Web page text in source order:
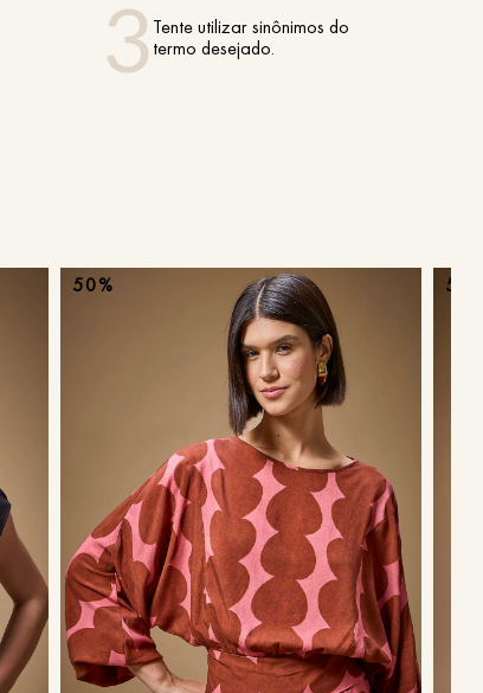
Tente utilizar sinônimos do
termo desejado.
50%